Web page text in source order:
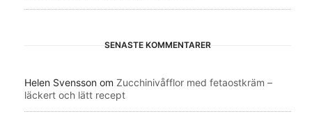
SENASTE KOMMENTARER
Helen Svensson om Zucchinivåfflor med fetaostkräm –
läckert och lätt recept